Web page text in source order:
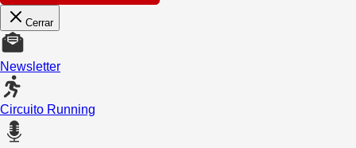
Cerrar
Newsletter
Circuito Running